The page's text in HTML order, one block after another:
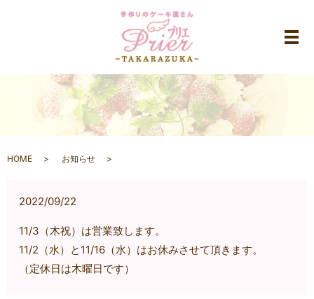
メ
HOME お知らせ
2022/09/22
11/3（木祝）は営業致します。
11/2（水）と11/16（水）はお休みさせて頂きます。
（定休日は木曜日です）